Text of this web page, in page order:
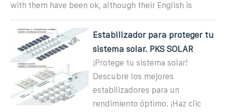
with them have been ok, although their English is
Estabilizador para proteger tu
sistema solar. PKS SOLAR
¡Protege tu sistema solar!
Descubre los mejores
estabilizadores para un
rendimiento óptimo. ¡Haz clic